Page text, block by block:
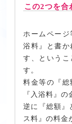
この2つを合
ホームページ
浴料』と書か
す、というこ
す。
料金等の『総
『入浴料』
逆に『総額』
ス料』の料金